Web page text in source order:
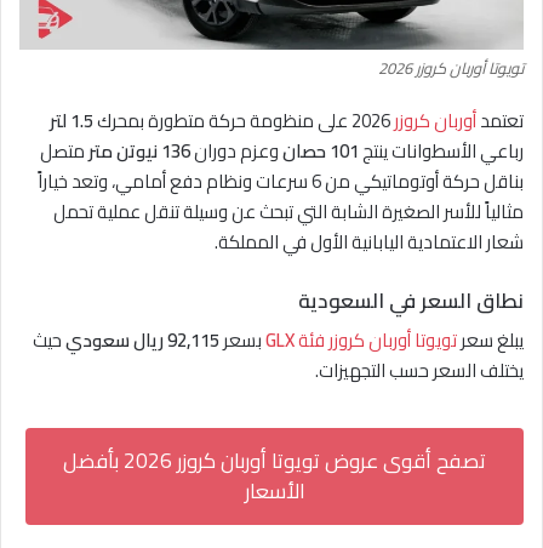
تويوتا أوربان كروزر 2026
تعتمدأوربان كروزر
1.5 لتر
رباعي الأسطوانات ينتج101 حصان وعزم دوران136 نيوتن متر
متصل
بناقل حركة أوتوماتيكي من 6 سرعات ونظام دفع أمامي، وتعد خياراً
مثالياً للأسر الصغيرة الشابة التي تبحث عن وسيلة تنقل عملية تحمل
شعار الاعتمادية اليابانية الأول في المملكة.
نطاق السعر في السعودية
يبلغ سعرتويوتا أوربان كروزر فئةGLXبسعر92,115 ريال سعودي
حيث
يختلف السعر حسب التجهيزات.
تصفح أقوى عروض تويوتا أوربان كروزر 2026 بأفضل
الأسعار